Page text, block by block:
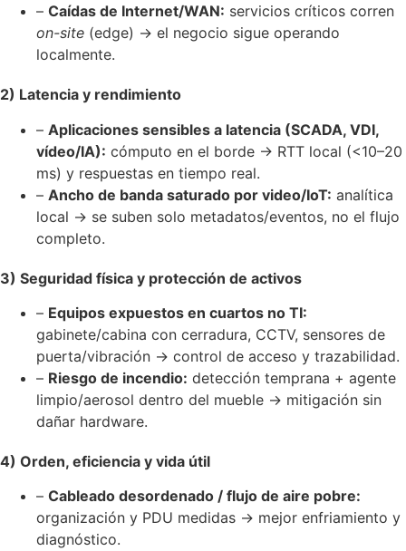
– Caídas de Internet/WAN: servicios críticos corren
on-site (edge) → el negocio sigue operando
localmente.
2) Latencia y rendimiento
– Aplicaciones sensibles a latencia (SCADA, VDI,
vídeo/IA): cómputo en el borde → RTT local (<10–20
ms) y respuestas en tiempo real.
– Ancho de banda saturado por video/IoT: analítica
local → se suben solo metadatos/eventos, no el flujo
completo.
3) Seguridad física y protección de activos
– Equipos expuestos en cuartos no TI:
gabinete/cabina con cerradura, CCTV, sensores de
puerta/vibración → control de acceso y trazabilidad.
– Riesgo de incendio: detección temprana + agente
limpio/aerosol dentro del mueble → mitigación sin
dañar hardware.
4) Orden, eficiencia y vida útil
– Cableado desordenado / flujo de aire pobre:
organización y PDU medidas → mejor enfriamiento y
diagnóstico.